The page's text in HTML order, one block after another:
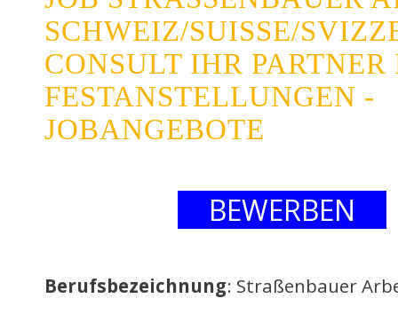
CHWEIZ/SUISSE/
ONSULT IHR PARTNER
ESTANSTELLUNGEN - J
OBANGEBOTE
BEWERBEN
Berufsbezeichnung: Straßenbauer